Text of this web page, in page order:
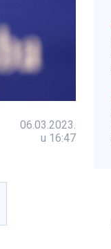
06.03.2023.
u 16:47